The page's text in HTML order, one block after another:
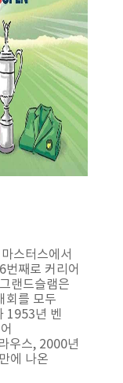
스터스에서
번째로 커리어
랜드슬램은
회를 모두
1953년 벤
우스, 2000년
에 나온